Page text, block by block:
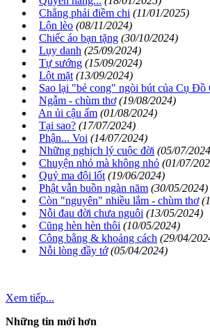
Chẳng phải điềm chi (11/01/2025)
Lộn lèo (08/11/2024)
Chiếc áo bạn tặng (30/10/2024)
Lụy danh (25/09/2024)
Tự sướng (15/09/2024)
Lột mặt (13/09/2024)
Sao lại "bẻ cong" ngòi bút của Cụ Đồ
Ngẫm - chùm thơ (19/08/2024)
An ủi cậu ấm (01/08/2024)
Tại sao? (17/07/2024)
Phận... Voi (14/07/2024)
Những nghịch lý cuộc đời (05/07/
Chuyện nhỏ mà không nhỏ (01/07/
Quỷ ma đội lốt (19/06/2024)
Phật vẫn buồn ngàn năm (30/05/2024)
Còn "nguyên" nhiều lắm - chùm thơ
Nỗi đau đời chưa nguôi (13/05/2024)
Cũng hèn hèn thôi (10/05/2024)
Công bằng & khoảng cách (29/04/
Nỗi lòng đầy tớ (05/04/2024)
Xem tiếp...
Những tin mới hơn